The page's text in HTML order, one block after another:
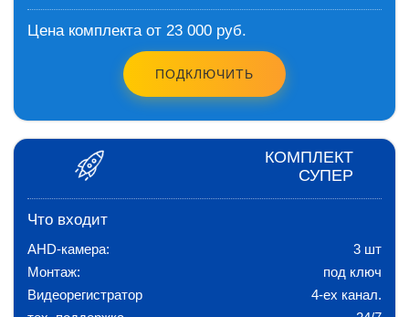
Цена комплекта от 23 000 руб.
ПОДКЛЮЧИТЬ
КОМПЛЕКТ
СУПЕР
Что входит
AHD-камера:
3 шт
Монтаж:
под ключ
Видеорегистратор
4-ех канал.